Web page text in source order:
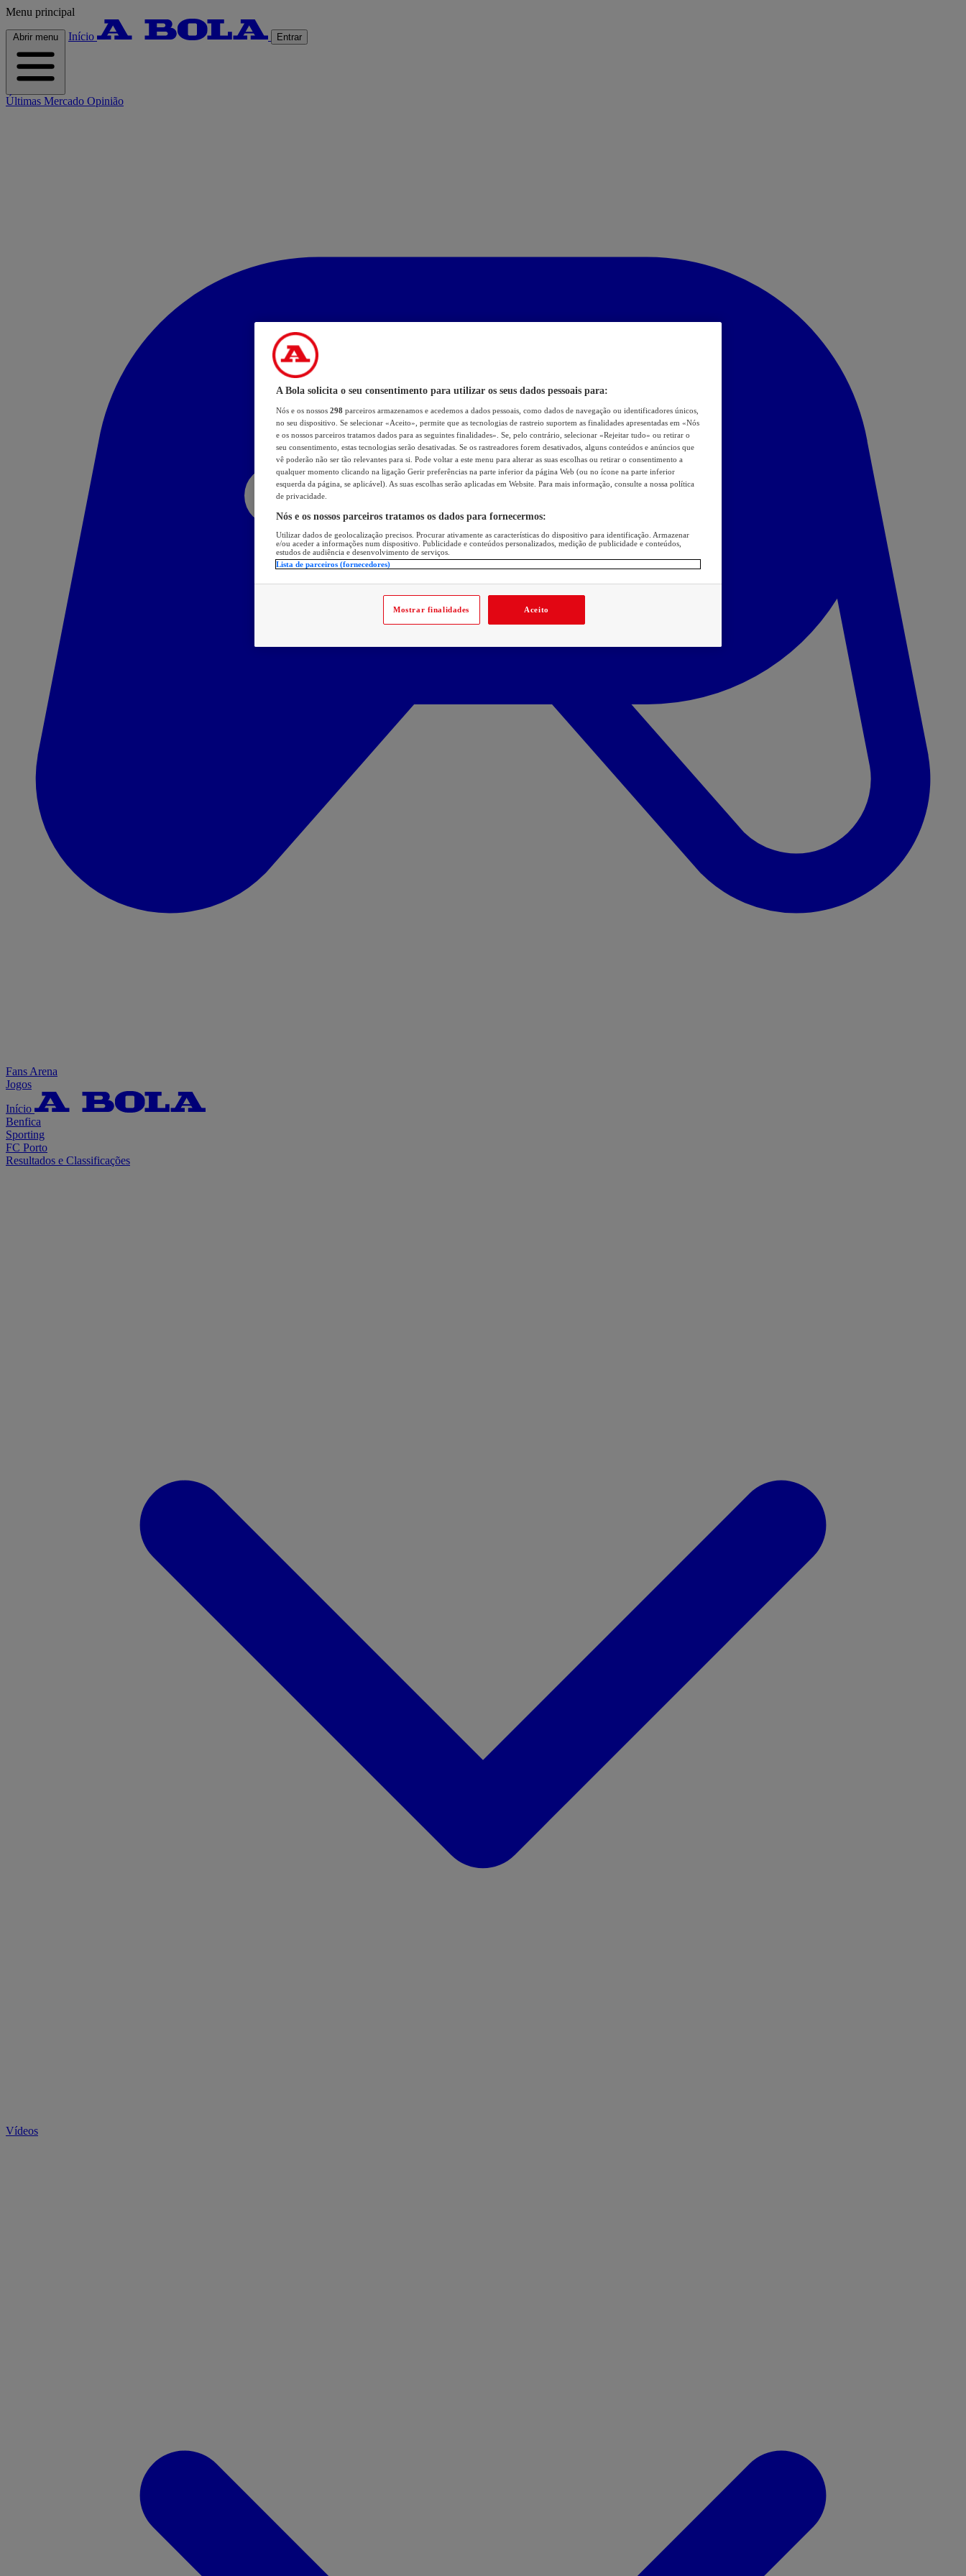
Menu principal
Abrir menu Início Entrar
Últimas Mercado Opinião
Fans Arena
Jogos
Início
Benfica
Sporting
FC Porto
Resultados e Classificações
Vídeos
A Bola solicita o seu consentimento para utilizar os seus dados pessoais para:
Nós e os nossos 298 parceiros armazenamos e acedemos a dados pessoais, como dados de navegação ou identificadores únicos,
no seu dispositivo. Se selecionar «Aceito», permite que as tecnologias de rastreio suportem as finalidades apresentadas em «Nós
e os nossos parceiros tratamos dados para as seguintes finalidades». Se, pelo contrário, selecionar «Rejeitar tudo» ou retirar o
seu consentimento, estas tecnologias serão desativadas. Se os rastreadores forem desativados, alguns conteúdos e anúncios que
vê poderão não ser tão relevantes para si. Pode voltar a este menu para alterar as suas escolhas ou retirar o consentimento a
qualquer momento clicando na ligação Gerir preferências na parte inferior da página Web (ou no ícone na parte inferior
esquerda da página, se aplicável). As suas escolhas serão aplicadas em Website. Para mais informação, consulte a nossa política
de privacidade.
Nós e os nossos parceiros tratamos os dados para fornecermos:
Utilizar dados de geolocalização precisos. Procurar ativamente as características do dispositivo para identificação. Armazenar
e/ou aceder a informações num dispositivo. Publicidade e conteúdos personalizados, medição de publicidade e conteúdos,
estudos de audiência e desenvolvimento de serviços.
Lista de parceiros (fornecedores)
Mostrar finalidades Aceito